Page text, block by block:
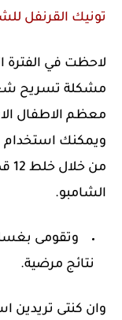
تونيك القرنفل
لاحظت في الفترة
مشكلة تسريح
معظم الاطفال
ويمكنك استخدام
الشامبو.
وتقومى
نتائج مرضية.
وان كنتى تريدين